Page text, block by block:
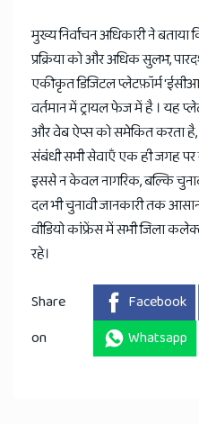
मुख्य निर्वाचन अधिकारी ने बताया
प्रक्रिया को और अधिक सुलभ,
एकीकृत डिजिटल प्लेटफ़ॉर्म
वर्तमान में ट्रायल फेज में है । यह
और वेब ऐप्स को समेकित करता
संबंधी सभी सेवाएँ एक ही जगह पर
इससे न केवल नागरिक, बल्कि
दल भी चुनावी जानकारी तक
वीडियो कांफ्रेंस में सभी जिला
रहे।
Share
on
Facebook
Whatsapp